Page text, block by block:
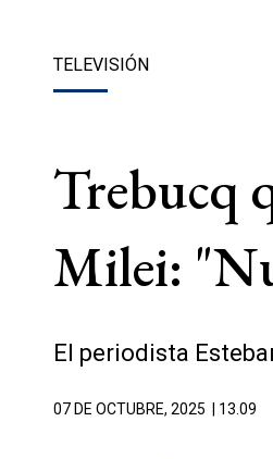
TELEVISIÓN
Trebucq
Milei:
El periodista
07 DE OCTUBRE, 2025 | 13.09